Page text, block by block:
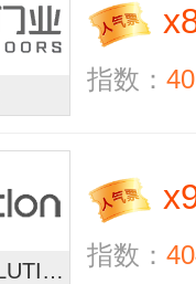
x
指数：
瑟路绅STS-SOLUTION
x
指数：